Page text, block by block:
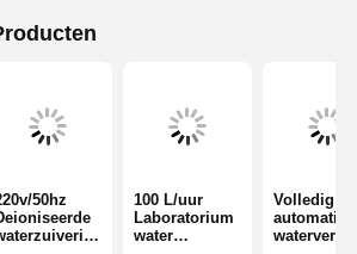
50hz
100 L/uur
Laboratorium
water
Volledig